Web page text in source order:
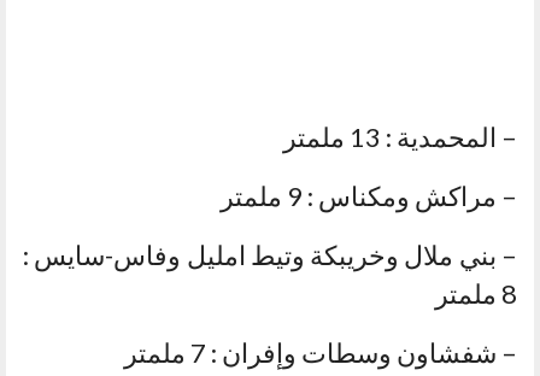
– المحمدية : 13 ملمتر
– مراكش ومكناس : 9 ملمتر
– بني ملال وخريبكة وتيط امليل وفاس-سايس :
8 ملمتر
– شفشاون وسطات وإفران : 7 ملمتر